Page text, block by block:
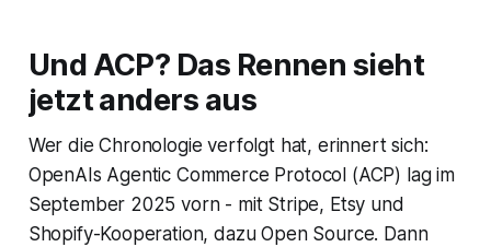
Und ACP? Das Rennen sieht
jetzt anders aus
Wer die Chronologie verfolgt hat, erinnert sich:
OpenAIs Agentic Commerce Protocol (ACP) lag im
September 2025 vorn - mit Stripe, Etsy und
Shopify-Kooperation, dazu Open Source. Dann